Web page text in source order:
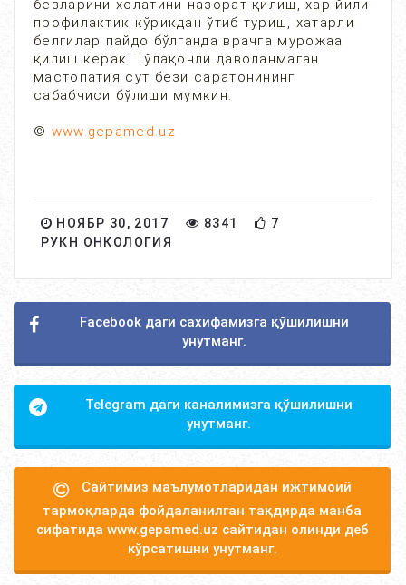
безларини холатини назорат қилиш, хар йили
профилактик кўрикдан ўтиб туриш, хатарли
белгилар пайдо бўлганда врачга мурожаа
қилиш керак. Тўлақонли даволанмаган
мастопатия сут бези саратонининг
сабабчиси бўлиши мумкин.
© www.gepamed.uz
НОЯБР 30, 2017 8341
7
РУКН ОНКОЛОГИЯ
Facebook даги сахифамизга қўшилишни
унутманг.
Telegram даги каналимизга қўшилишни
унутманг.
Сайтимиз маълумотларидан ижтимоий
тармоқларда фойдаланилган тақдирда манба
сифатида www.gepamed.uz сайтидан олинди деб
кўрсатишни унутманг.